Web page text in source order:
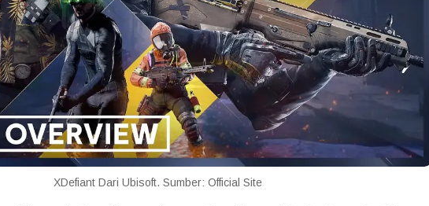
XDefiant Dari Ubisoft. Sumber: Official Site